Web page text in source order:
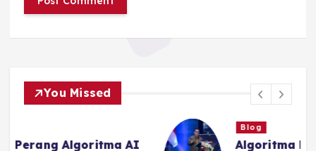
You Missed
Algoritma Mengejar Atensi,